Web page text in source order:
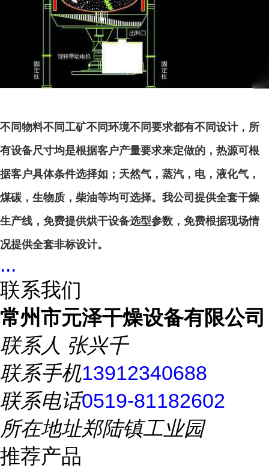
不同物料不同工矿不同环境不同要求都有不同设计，所
有设备尺寸均是根据客户产量要求来定做的，热源可根
据客户具体条件选择如；天然气，蒸汽，电，液化气，
煤碳，生物质，柴油等均可选择。我公司提供全套干燥
生产线，免费提供烘干设备选型参数，免费根据现场情
况提供全套非标设计。
...
联系我们
常州市元泽干燥设备有限公司
联系人 张兴千
联系手机13912340688
联系电话0519-81182602
所在地址郑陆镇工业园
推荐产品